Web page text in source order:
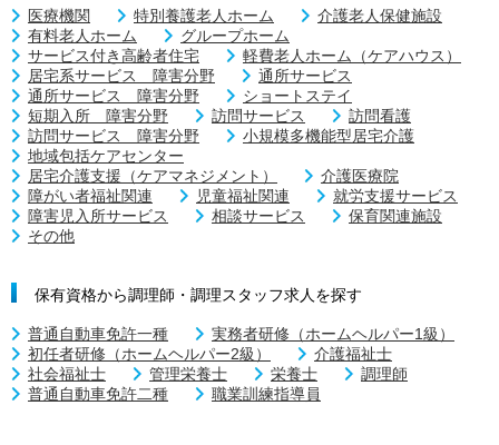
医療機関 特別養護老人ホーム
介護老人保健施設
有料老人ホーム
グループホーム
サービス付き高齢者住宅
軽費老人ホーム（ケアハウス）
居宅系サービス 障害分野
通所サービス
通所サービス 障害分野
ショートステイ
短期入所 障害分野
訪問サービス
訪問看護
訪問サービス 障害分野
小規模多機能型居宅介護
地域包括ケアセンター
居宅介護支援（ケアマネジメント）
介護医療院
障がい者福祉関連
児童福祉関連
就労支援サービス
障害児入所サービス
相談サービス
保育関連施設
その他
保有資格から調理師・調理スタッフ求人を探す
普通自動車免許一種
実務者研修（ホームヘルパー1級）
初任者研修（ホームヘルパー2級）
介護福祉士
社会福祉士
管理栄養士 栄養士
調理師
普通自動車免許二種
職業訓練指導員